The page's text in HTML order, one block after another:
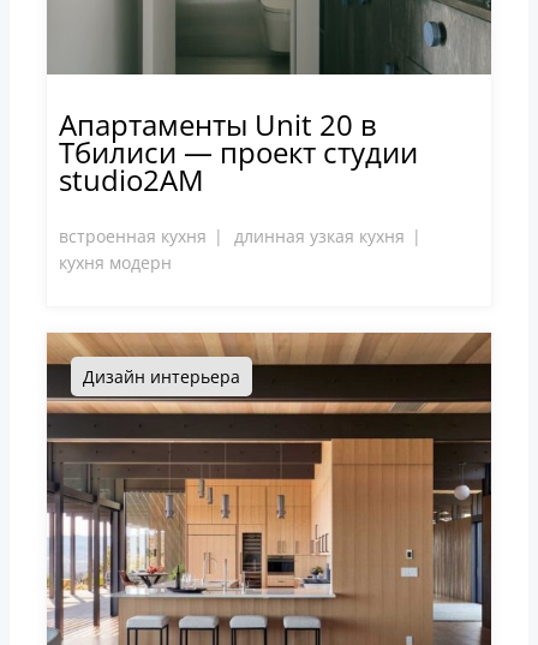
Апартаменты Unit 20 в
Тбилиси — проект студии
studio2AM
встроенная кухня
длинная узкая кухня
кухня модерн
Дизайн интерьера